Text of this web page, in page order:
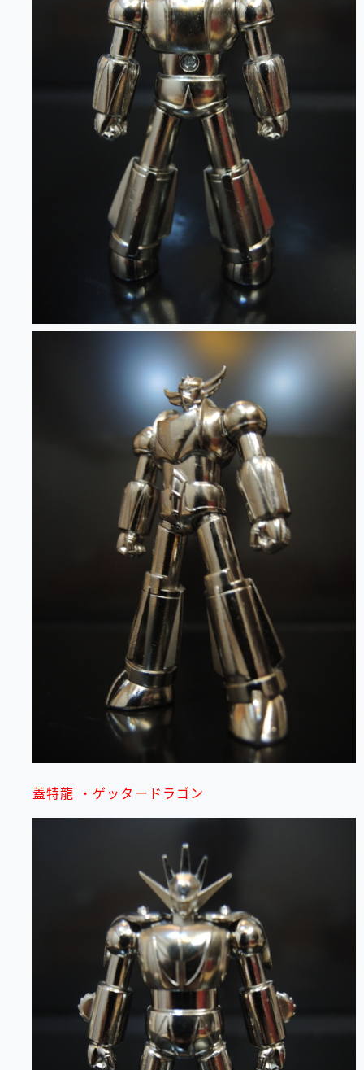
蓋特龍 ・ゲッタードラゴン